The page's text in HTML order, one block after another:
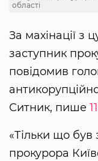
області
За махінації з
заступник
повідомив
Ситник, пише
«Тільки що
прокурора